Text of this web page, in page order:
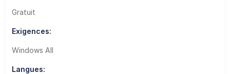
Gratuit
Exigences:
Windows All
Langues: